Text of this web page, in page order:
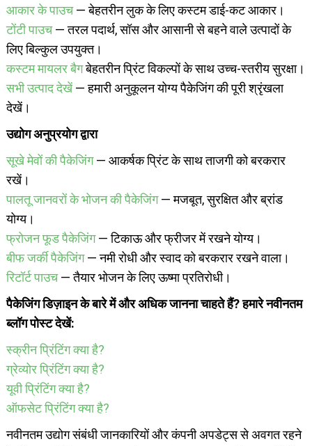
आकार के पाउच— बेहतरीन लुक के लिए कस्टम डाई-कट आकार।
टोंटी पाउच— तरल पदार्थ, सॉस और आसानी से बहने वाले उत्पादों के
लिए बिल्कुल उपयुक्त।
कस्टम मायलर बैगबेहतरीन प्रिंट विकल्पों के साथ उच्च-स्तरीय सुरक्षा।
सभी उत्पाद देखें— हमारी अनुकूलन योग्य पैकेजिंग की पूरी श्रृंखला
देखें।
उद्योग अनुप्रयोग द्वारा
सूखे मेवों की पैकेजिंग— आकर्षक प्रिंट के साथ ताजगी को बरकरार
रखें।
पालतू जानवरों के भोजन की पैकेजिंग— मजबूत, सुरक्षित और ब्रांड
योग्य।
फ्रोजन फूड पैकेजिंग— टिकाऊ और फ्रीजर में रखने योग्य।
बीफ जर्की पैकेजिंग— नमी रोधी और स्वाद को बरकरार रखने वाला।
रिटॉर्ट पाउच— तैयार भोजन के लिए ऊष्मा प्रतिरोधी।
पैकेजिंग डिज़ाइन के बारे में और अधिक जानना चाहते हैं? हमारे नवीनतम
ब्लॉग पोस्ट देखें:
स्क्रीन प्रिंटिंग क्या है?
ग्रेव्योर प्रिंटिंग क्या है?
यूवी प्रिंटिंग क्या है?
ऑफसेट प्रिंटिंग क्या है?
नवीनतम उद्योग संबंधी जानकारियों और कंपनी अपडेट्स से अवगत रहने